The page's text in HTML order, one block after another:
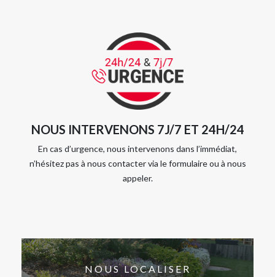
NOUS INTERVENONS 7J/7 ET 24H/24
En cas d’urgence, nous intervenons dans l’immédiat,
n’hésitez pas à nous contacter via le formulaire ou à nous
appeler.
NOUS LOCALISER